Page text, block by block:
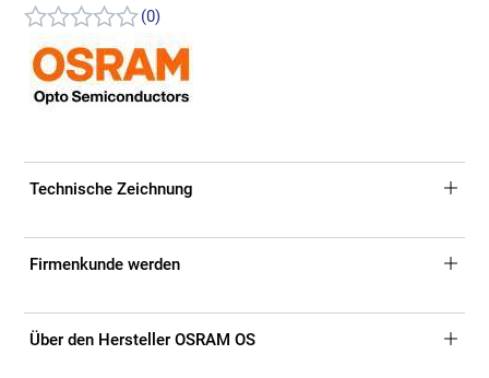
(0)
Technische Zeichnung
Firmenkunde werden
Über den Hersteller OSRAM OS